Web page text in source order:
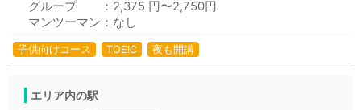
グループ ：2,375 円〜2,750円
マンツーマン：なし
子供向けコース TOEIC 夜も開講
エリア内の駅